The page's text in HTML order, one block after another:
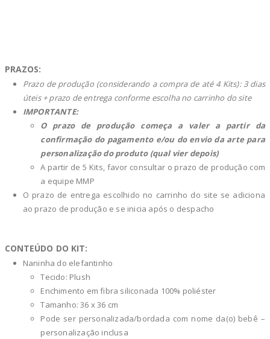
PRAZOS:
Prazo de produção (considerando a compra de até 4 Kits): 3 dias
úteis + prazo de entrega conforme escolha no carrinho do site
IMPORTANTE:
Oprazo de produção começa a valer a partir da
confirmação do pagamento e/ou do envio da arte para
personalização do produto (qual vier depois)
A partir de 5 Kits, favor consultar o prazo de produção com
a equipe MMP
O prazo de entrega escolhido no carrinho do site se adiciona
ao prazo de produção e se inicia após o despacho
CONTEÚDO DO KIT:
Naninha do elefantinho
Tecido: Plush
Enchimento em fibra siliconada 100% poliéster
Tamanho: 36 x 36 cm
Pode ser personalizada/bordada com nome da(o) bebê –
personalização inclusa